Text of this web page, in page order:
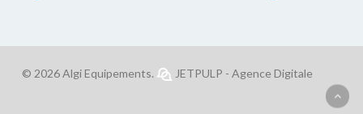
© 2026 Algi Equipements. JETPULP - Agence Digitale